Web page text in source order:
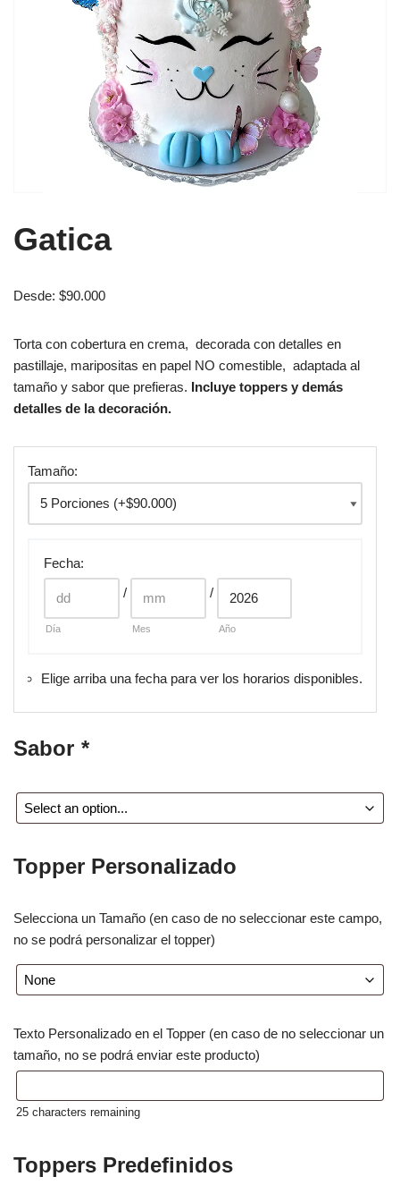
Gatica
Desde: $90.000
Torta con cobertura en crema, decorada con detalles en
pastillaje, maripositas en papel NO comestible, adaptada al
tamaño y sabor que prefieras. Incluye toppers y demás
detalles de la decoración.
Tamaño:
Fecha:
Día
/
Mes
/
Año
Elige arriba una fecha para ver los horarios disponibles.
Sabor *
Topper Personalizado
Selecciona un Tamaño (en caso de no seleccionar este campo,
no se podrá personalizar el topper)
Texto Personalizado en el Topper (en caso de no seleccionar un
tamaño, no se podrá enviar este producto)
25 characters remaining
Toppers Predefinidos